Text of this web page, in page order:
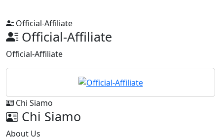
Official-Affiliate
Official-Affiliate
Official-Affiliate
Chi Siamo
Chi Siamo
About Us